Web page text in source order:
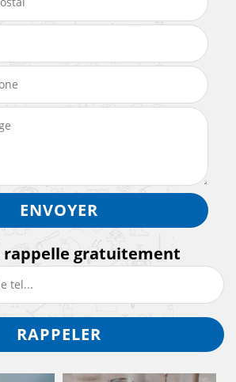
rappelle gratuitement